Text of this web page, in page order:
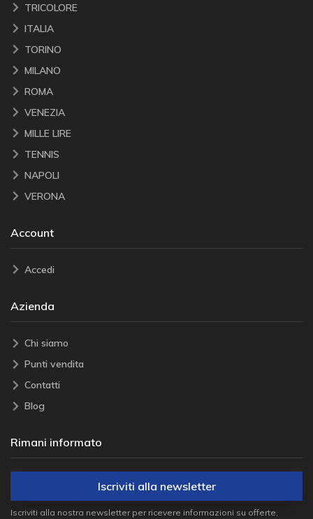
TRICOLORE
ITALIA
TORINO
MILANO
ROMA
VENEZIA
MILLE LIRE
TENNIS
NAPOLI
VERONA
Account
Accedi
Azienda
Chi siamo
Punti vendita
Contatti
Blog
Rimani informato
Iscriviti alla newsletter
Iscriviti alla nostra newsletter per ricevere informazioni su offerte,